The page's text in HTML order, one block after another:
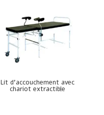
Lit d’accouchement avec
chariot extractible